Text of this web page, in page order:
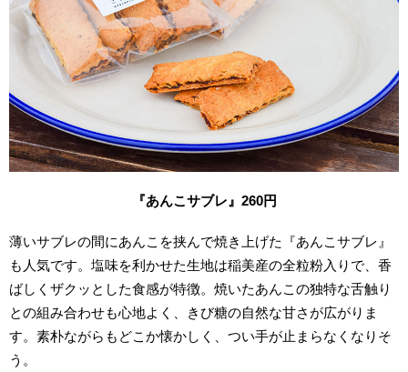
『あんこサブレ』260円
薄いサブレの間にあんこを挟んで焼き上げた『あんこサブレ』
も人気です。塩味を利かせた生地は稲美産の全粒粉入りで、香
ばしくザクッとした食感が特徴。焼いたあんこの独特な舌触り
との組み合わせも心地よく、きび糖の自然な甘さが広がりま
す。素朴ながらもどこか懐かしく、つい手が止まらなくなりそ
う。